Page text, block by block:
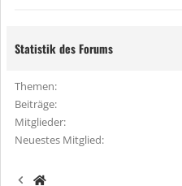
Statistik des Forums
Themen
Beiträge
Mitglieder
Neuestes Mitglied